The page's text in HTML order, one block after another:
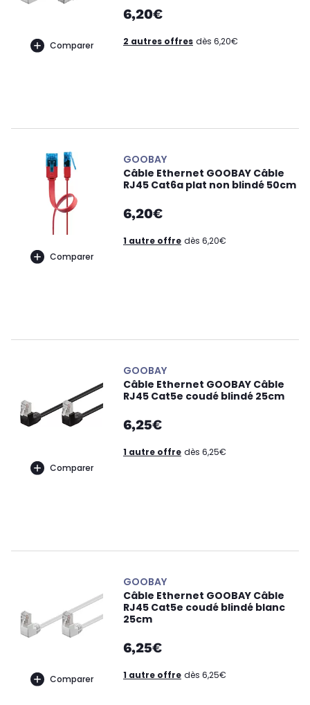
Comparer
6,20€
2 autres offres dès 6,20€
Comparer
GOOBAY
Câble Ethernet GOOBAY Câble
RJ45 Cat6a plat non blindé 50cm
6,20€
1 autre offre dès 6,20€
Comparer
GOOBAY
Câble Ethernet GOOBAY Câble
RJ45 Cat5e coudé blindé 25cm
6,25€
1 autre offre dès 6,25€
Comparer
GOOBAY
Câble Ethernet GOOBAY Câble
RJ45 Cat5e coudé blindé blanc
25cm
6,25€
1 autre offre dès 6,25€